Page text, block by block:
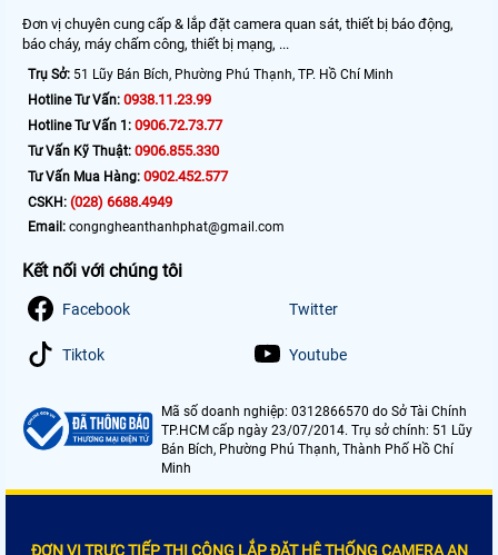
Đơn vị chuyên cung cấp & lắp đặt camera quan sát, thiết bị báo động,
báo cháy, máy chấm công, thiết bị mạng, ...
Trụ Sở: 51 Lũy Bán Bích, Phường Phú Thạnh, TP. Hồ Chí Minh
Hotline Tư Vấn: 0938.11.23.99
Hotline Tư Vấn 1: 0906.72.73.77
Tư Vấn Kỹ Thuật: 0906.855.330
Tư Vấn Mua Hàng: 0902.452.577
CSKH: (028) 6688.4949
Email: congngheanthanhphat@gmail.com
Kết nối với chúng tôi
Facebook Twitter
Tiktok Youtube
Mã số doanh nghiệp: 0312866570 do Sở Tài Chính
TP.HCM cấp ngày 23/07/2014. Trụ sở chính: 51 Lũy
Bán Bích, Phường Phú Thạnh, Thành Phố Hồ Chí
Minh
ĐƠN VỊ TRỰC TIẾP THI CÔNG LẮP ĐẶT HỆ THỐNG CAMERA AN